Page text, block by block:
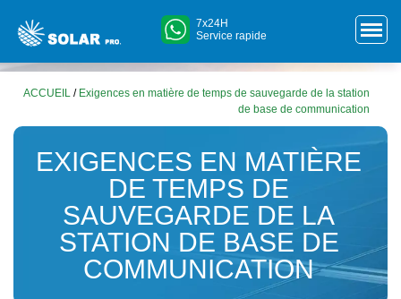
7x24H
Service rapide
ACCUEIL / Exigences en matière de temps de sauvegarde de la station
de base de communication
EXIGENCES EN MATIÈRE
DE TEMPS DE
SAUVEGARDE DE LA
STATION DE BASE DE
COMMUNICATION